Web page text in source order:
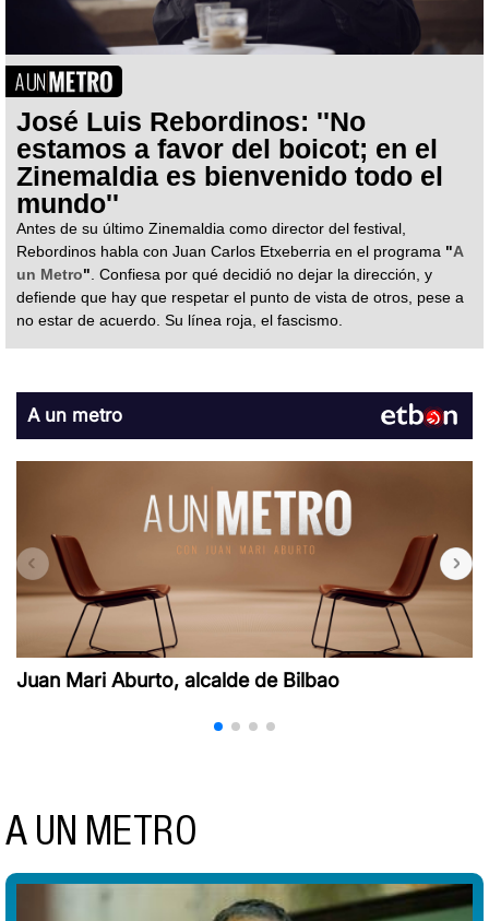
José Luis Rebordinos: ''No
estamos a favor del boicot; en el
Zinemaldia es bienvenido todo el
mundo''
Antes de su último Zinemaldia como director del festival,
Rebordinos habla con Juan Carlos Etxeberria en el programa "A
un Metro" . Confiesa por qué decidió no dejar la dirección, y
defiende que hay que respetar el punto de vista de otros, pese a
no estar de acuerdo. Su línea roja, el fascismo.
A un metro
Juan Mari Aburto, alcalde de Bilbao
A UN METRO